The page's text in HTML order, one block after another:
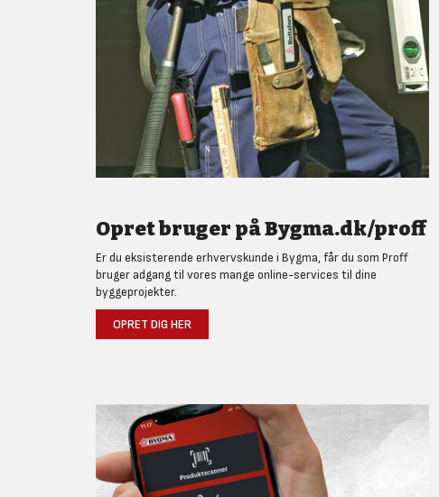
Opret bruger på Bygma.dk/proff
Er du eksisterende erhvervskunde i Bygma, får du som Proff
bruger adgang til vores mange online-services til dine
byggeprojekter.
OPRET DIG HER